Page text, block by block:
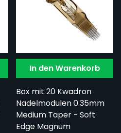
In den Warenkorb
Box mit 20 Kwadron
Nadelmodulen 0.35mm
Medium Taper - Soft
Edge Magnum